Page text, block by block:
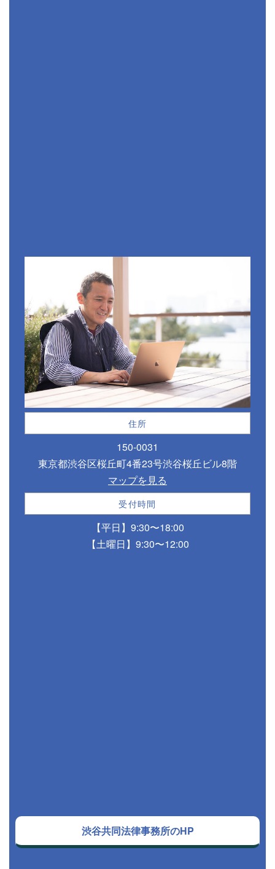
住所
150-0031
東京都渋谷区桜丘町4番23号渋谷桜丘ビル8階
マップを見る
受付時間
【平日】9:30〜18:00
【土曜日】9:30〜12:00
渋谷共同法律事務所のHP